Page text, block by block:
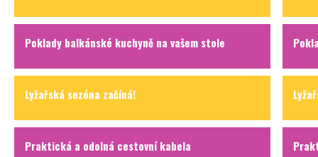
Poklady balkánské kuchyně na vašem stole
Lyžařská sezóna začíná!
Praktická a odolná cestovní kabela